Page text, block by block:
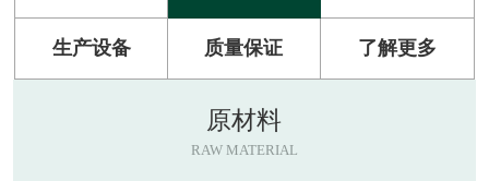
生产设备 质量保证 了解更多
原材料
RAW MATERIAL